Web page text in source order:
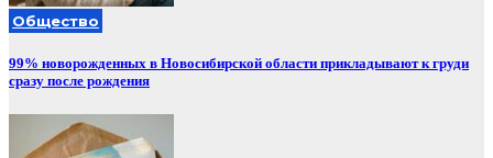
Общество
99% новорожденных в Новосибирской области прикладывают к груди
сразу после рождения